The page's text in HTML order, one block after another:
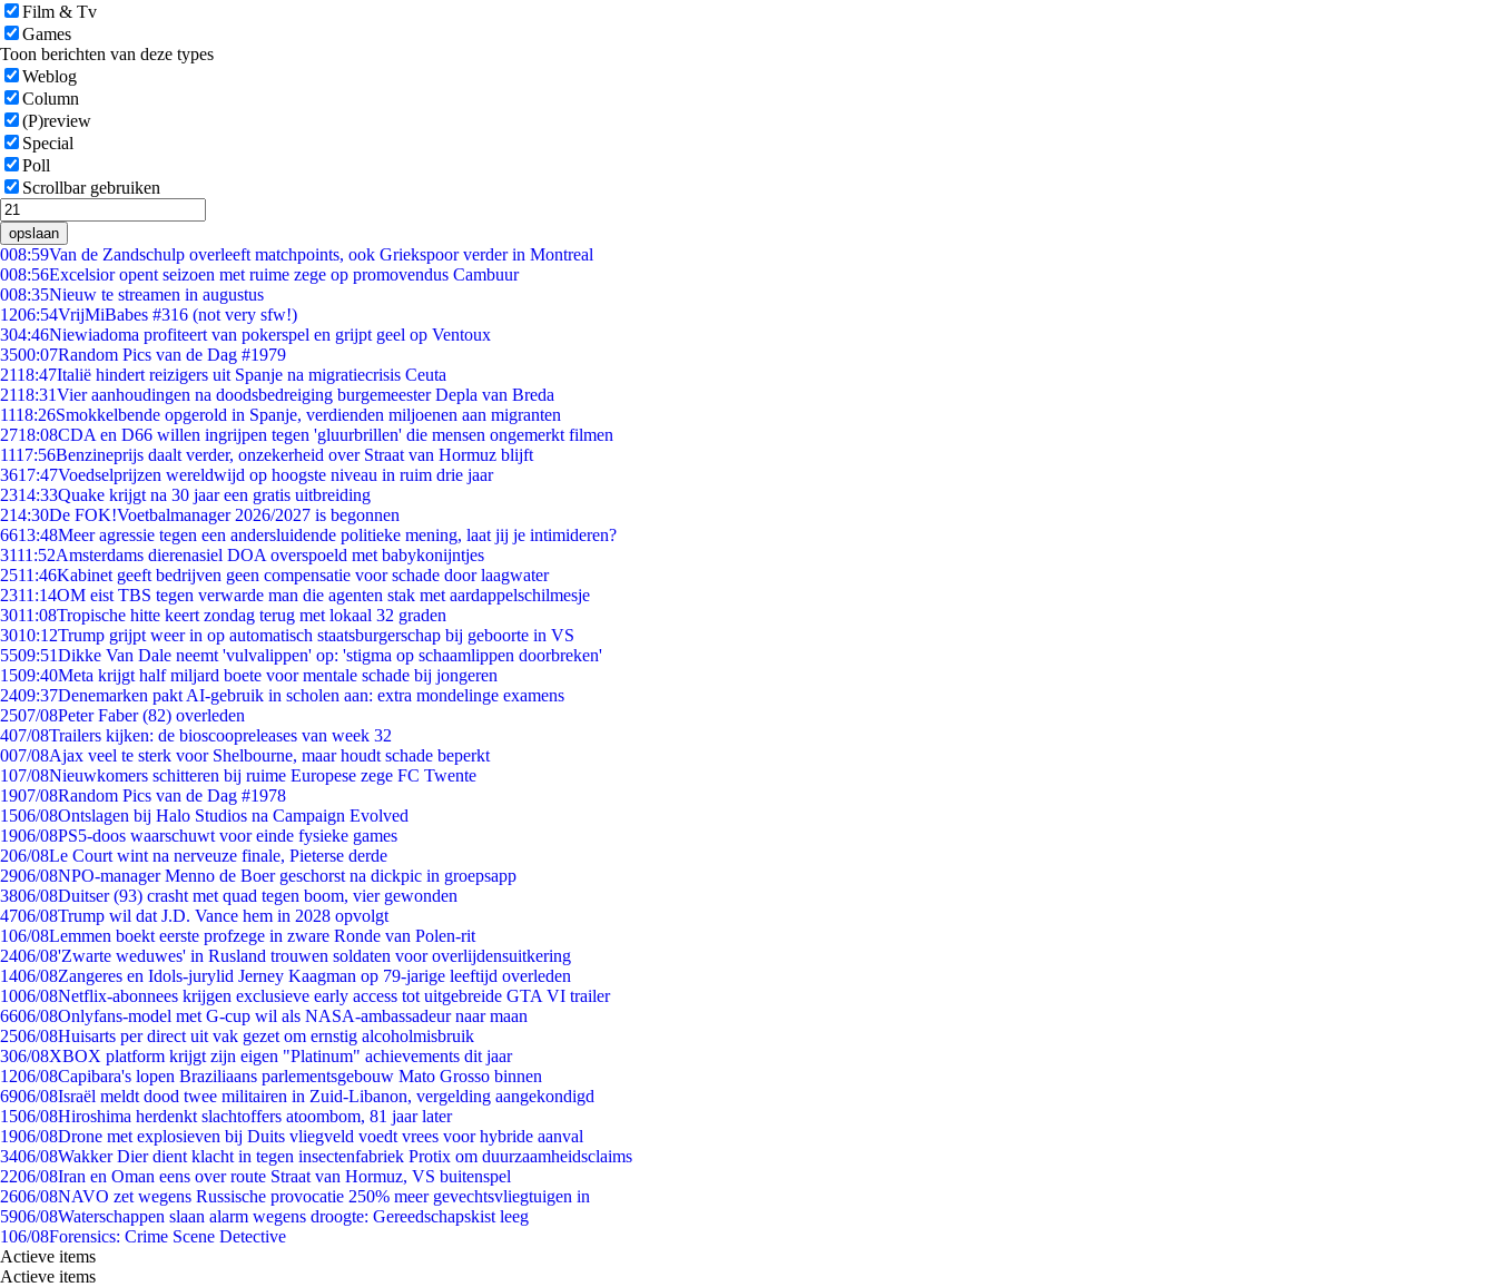
Film & Tv
Games
Toon berichten van deze types
Weblog
Column
(P)review
Special
Poll
Scrollbar gebruiken
opslaan
008:59Van de Zandschulp overleeft matchpoints, ook Griekspoor verder in Montreal
008:56Excelsior opent seizoen met ruime zege op promovendus Cambuur
008:35Nieuw te streamen in augustus
1206:54VrijMiBabes #316 (not very sfw!)
304:46Niewiadoma profiteert van pokerspel en grijpt geel op Ventoux
3500:07Random Pics van de Dag #1979
2118:47Italië hindert reizigers uit Spanje na migratiecrisis Ceuta
2118:31Vier aanhoudingen na doodsbedreiging burgemeester Depla van Breda
1118:26Smokkelbende opgerold in Spanje, verdienden miljoenen aan migranten
2718:08CDA en D66 willen ingrijpen tegen 'gluurbrillen' die mensen ongemerkt filmen
1117:56Benzineprijs daalt verder, onzekerheid over Straat van Hormuz blijft
3617:47Voedselprijzen wereldwijd op hoogste niveau in ruim drie jaar
2314:33Quake krijgt na 30 jaar een gratis uitbreiding
214:30De FOK!Voetbalmanager 2026/2027 is begonnen
6613:48Meer agressie tegen een andersluidende politieke mening, laat jij je intimideren?
3111:52Amsterdams dierenasiel DOA overspoeld met babykonijntjes
2511:46Kabinet geeft bedrijven geen compensatie voor schade door laagwater
2311:14OM eist TBS tegen verwarde man die agenten stak met aardappelschilmesje
3011:08Tropische hitte keert zondag terug met lokaal 32 graden
3010:12Trump grijpt weer in op automatisch staatsburgerschap bij geboorte in VS
5509:51Dikke Van Dale neemt 'vulvalippen' op: 'stigma op schaamlippen doorbreken'
1509:40Meta krijgt half miljard boete voor mentale schade bij jongeren
2409:37Denemarken pakt AI-gebruik in scholen aan: extra mondelinge examens
2507/08Peter Faber (82) overleden
407/08Trailers kijken: de bioscoopreleases van week 32
007/08Ajax veel te sterk voor Shelbourne, maar houdt schade beperkt
107/08Nieuwkomers schitteren bij ruime Europese zege FC Twente
1907/08Random Pics van de Dag #1978
1506/08Ontslagen bij Halo Studios na Campaign Evolved
1906/08PS5-doos waarschuwt voor einde fysieke games
206/08Le Court wint na nerveuze finale, Pieterse derde
2906/08NPO-manager Menno de Boer geschorst na dickpic in groepsapp
3806/08Duitser (93) crasht met quad tegen boom, vier gewonden
4706/08Trump wil dat J.D. Vance hem in 2028 opvolgt
106/08Lemmen boekt eerste profzege in zware Ronde van Polen-rit
2406/08'Zwarte weduwes' in Rusland trouwen soldaten voor overlijdensuitkering
1406/08Zangeres en Idols-jurylid Jerney Kaagman op 79-jarige leeftijd overleden
1006/08Netflix-abonnees krijgen exclusieve early access tot uitgebreide GTA VI trailer
6606/08Onlyfans-model met G-cup wil als NASA-ambassadeur naar maan
2506/08Huisarts per direct uit vak gezet om ernstig alcoholmisbruik
306/08XBOX platform krijgt zijn eigen "Platinum" achievements dit jaar
1206/08Capibara's lopen Braziliaans parlementsgebouw Mato Grosso binnen
6906/08Israël meldt dood twee militairen in Zuid-Libanon, vergelding aangekondigd
1506/08Hiroshima herdenkt slachtoffers atoombom, 81 jaar later
1906/08Drone met explosieven bij Duits vliegveld voedt vrees voor hybride aanval
3406/08Wakker Dier dient klacht in tegen insectenfabriek Protix om duurzaamheidsclaims
2206/08Iran en Oman eens over route Straat van Hormuz, VS buitenspel
2606/08NAVO zet wegens Russische provocatie 250% meer gevechtsvliegtuigen in
5906/08Waterschappen slaan alarm wegens droogte: Gereedschapskist leeg
106/08Forensics: Crime Scene Detective
Actieve items
Actieve items